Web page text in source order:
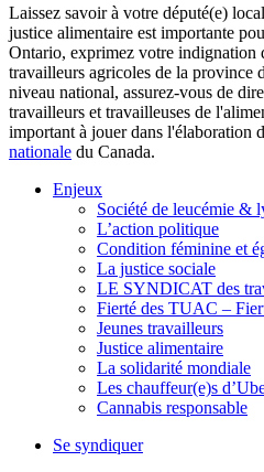
Laissez savoir à votre député(e)
justice alimentaire est importante
Ontario, exprimez votre indignation
travailleurs agricoles de la province
niveau national, assurez-vous de
travailleurs et travailleuses de
important à jouer dans l'élaboration
nationale du Canada.
Enjeux
Société de leucémie &
L’action politique
Condition féminine et
La justice sociale
LE SYNDICAT des
Fierté des TUAC –
Jeunes travailleurs
Justice alimentaire
La solidarité mondiale
Les chauffeur(e)s
Cannabis responsable
Se syndiquer